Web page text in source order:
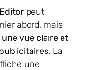
peut
abord, mais
vue claire et
. La
une